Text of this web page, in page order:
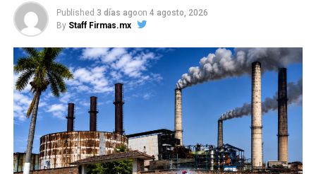
Compártelo:
Published 3 días agoon 4 agosto, 2026
By Staff Firmas.mx